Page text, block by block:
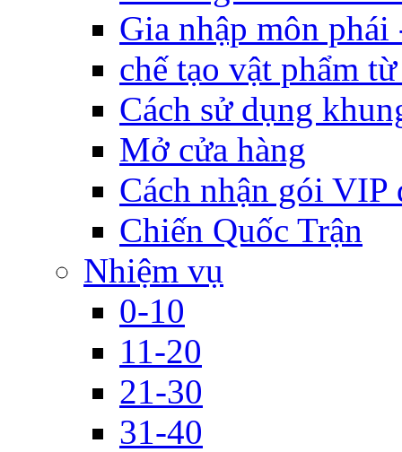
Gia nhập môn
chế tạo vật phẩm
Cách sử dụng
Mở cửa hàng
Cách nhận gói VIP
Chiến Quốc Trận
Nhiệm vụ
0-10
11-20
21-30
31-40